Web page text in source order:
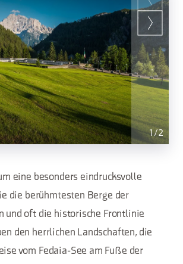
1/2
eine besonders eindrucksvolle
die berühmtesten Berge der
und oft die historische Frontlinie
den herrlichen Landschaften, die
vom Fedaia-See am Fuße der